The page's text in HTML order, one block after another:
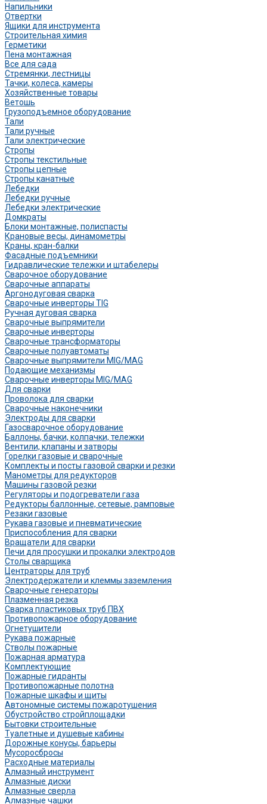
Напильники
Отвертки
Ящики для инструмента
Строительная химия
Герметики
Пена монтажная
Все для сада
Стремянки, лестницы
Тачки, колеса, камеры
Хозяйственные товары
Ветошь
Грузоподъемное оборудование
Тали
Тали ручные
Тали электрические
Стропы
Стропы текстильные
Стропы цепные
Стропы канатные
Лебедки
Лебедки ручные
Лебедки электрические
Домкраты
Блоки монтажные, полиспасты
Крановые весы, динамометры
Краны, кран-балки
Фасадные подъемники
Гидравлические тележки и штабелеры
Сварочное оборудование
Сварочные аппараты
Аргонодуговая сварка
Сварочные инверторы TIG
Ручная дуговая сварка
Сварочные выпрямители
Сварочные инверторы
Сварочные трансформаторы
Сварочные полуавтоматы
Сварочные выпрямители MIG/MAG
Подающие механизмы
Сварочные инверторы MIG/MAG
Для сварки
Проволока для сварки
Сварочные наконечники
Электроды для сварки
Газосварочное оборудование
Баллоны, бачки, колпачки, тележки
Вентили, клапаны и затворы
Горелки газовые и сварочные
Комплекты и посты газовой сварки и резки
Манометры для редукторов
Машины газовой резки
Регуляторы и подогреватели газа
Редукторы баллонные, сетевые, рамповые
Резаки газовые
Рукава газовые и пневматические
Приспособления для сварки
Вращатели для сварки
Печи для просушки и прокалки электродов
Столы сварщика
Центраторы для труб
Электродержатели и клеммы заземления
Сварочные генераторы
Плазменная резка
Сварка пластиковых труб ПВХ
Противопожарное оборудование
Огнетушители
Рукава пожарные
Стволы пожарные
Пожарная арматура
Комплектующие
Пожарные гидранты
Противопожарные полотна
Пожарные шкафы и щиты
Автономные системы пожаротушения
Обустройство стройплощадки
Бытовки строительные
Туалетные и душевые кабины
Дорожные конусы, барьеры
Мусоросбросы
Расходные материалы
Алмазный инструмент
Алмазные диски
Алмазные сверла
Алмазные чашки